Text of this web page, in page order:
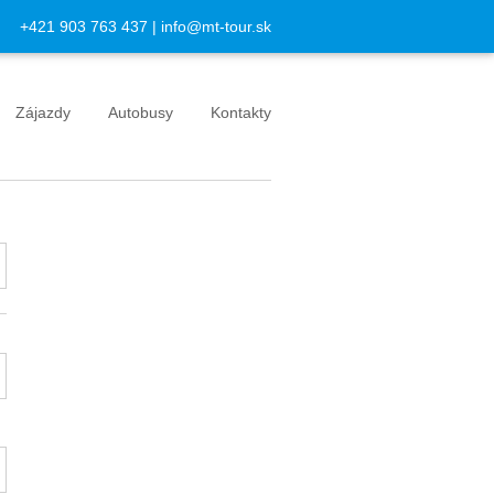
+421 903 763 437 | info@mt-tour.sk
Zájazdy Autobusy Kontakty